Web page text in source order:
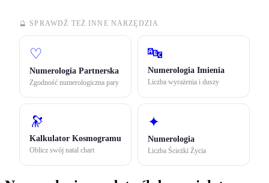
🔮 SPRAWDŹ TEŻ INNE NARZĘDZIA
♡
Numerologia Partnerska
Zgodność numerologiczna pary
🔤
Numerologia Imienia
Liczba wyrażenia i duszy
🔭
Kalkulator Kosmogramu
Oblicz swój natal chart
✦
Numerologia
Liczba Ścieżki Życia